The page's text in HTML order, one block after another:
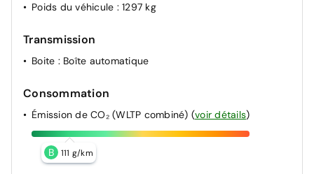
Poids du véhicule : 1297 kg
Transmission
Boite : Boîte automatique
Consommation
Émission de CO₂ (WLTP combiné) (voir détails)
B 111 g/km